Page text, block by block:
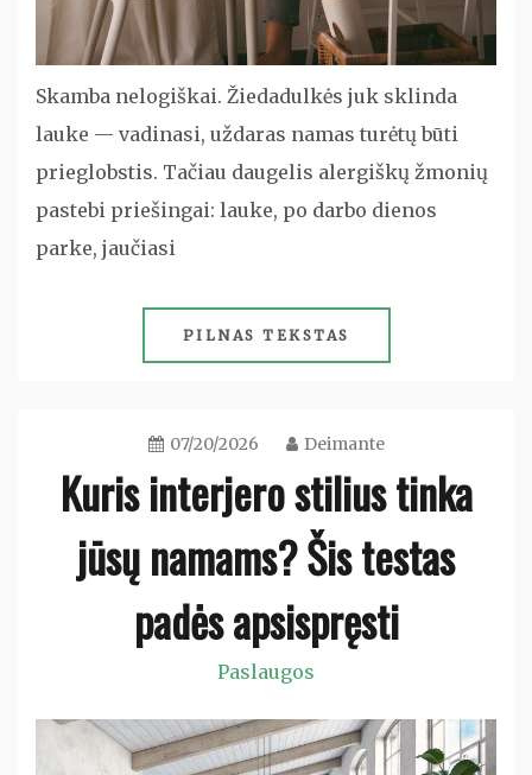
Skamba nelogiškai. Žiedadulkės juk sklinda
lauke — vadinasi, uždaras namas turėtų būti
prieglobstis. Tačiau daugelis alergiškų žmonių
pastebi priešingai: lauke, po darbo dienos
parke, jaučiasi
PILNAS TEKSTAS
07/20/2026 Deimante
Kuris interjero stilius tinka
jūsų namams? Šis testas
padės apsispręsti
Paslaugos